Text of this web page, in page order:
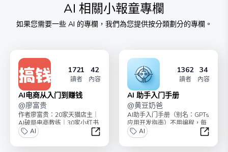
AI 相關小報童專欄
如果您需要一些 AI 的專欄，我們為您提供按分類劃分的專欄。
1721
讀者
42
內容
AI电商从入门到赚钱
@廖富贵
作者廖富贵：20家天猫店主｜
AI破局电商教练｜30家小红书
店铺老板，带领了2000+学员
副业搞钱。小...
AI
AI电商从入门到赚钱
1362
讀者
34
內容
AI 助手入门手册
@黄豆奶爸
AI助手入门手册（别名：GPTs
应用开发指南）不用编程，每
人都能搭建自己的AI机器人助
手，提高十倍生...
AI
AI 助